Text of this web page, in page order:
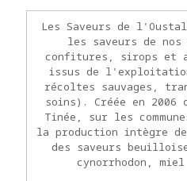
Les Saveurs de
les saveurs de
confitures, sirops et
issus de
récoltes sauvages,
soins). Créée en
Tinée, sur les
la production intègre
des saveurs
cynorrhodon,